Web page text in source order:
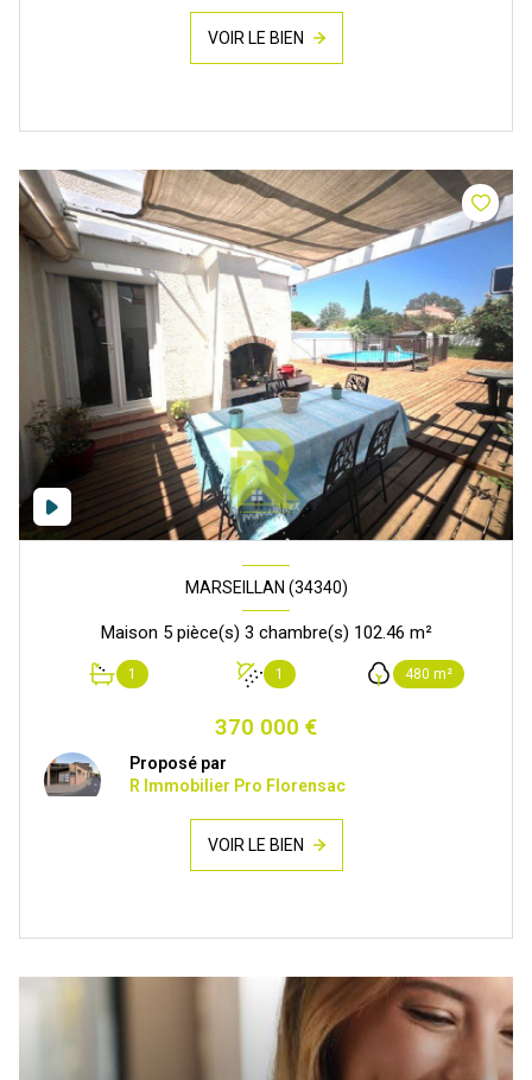
VOIR LE BIEN
MARSEILLAN (34340)
Maison 5 pièce(s) 3 chambre(s) 102.46 m²
1 1 480 m²
370 000 €
Proposé par
R Immobilier Pro Florensac
VOIR LE BIEN